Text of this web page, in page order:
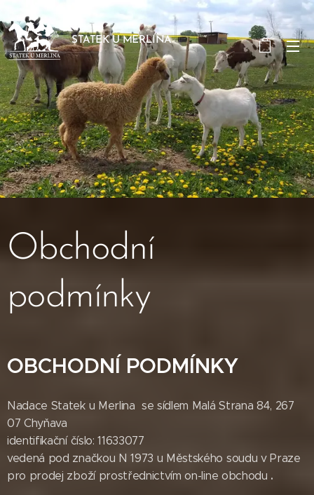
STATEK U MERLINA
Obchodní
podmínky
OBCHODNÍ PODMÍNKY
Nadace Statek u Merlina se sídlem Malá Strana 84, 267
07 Chyňava
identifikační číslo: 11633077
vedená pod značkou N 1973 u Městského soudu v Praze
pro prodej zboží prostřednictvím on-line obchodu .